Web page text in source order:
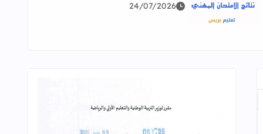
معمقة للوضعيات المهنية وفق آخر توصيف
اقرأ المزيد عن نتائج الامتحان المهني برسم 2025
24/07/2026